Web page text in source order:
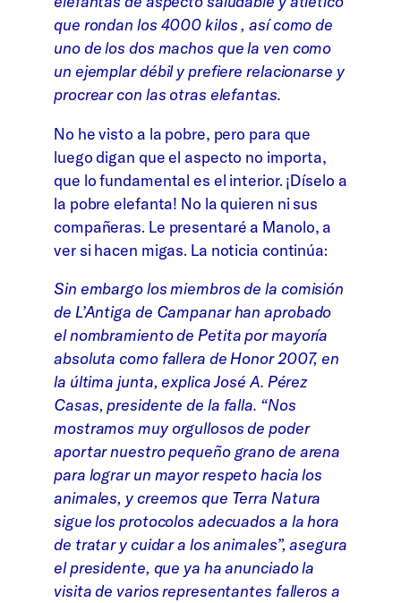
que rondan los 4000 kilos , así como de
uno de los dos machos que la ven como
un ejemplar débil y prefiere relacionarse y
procrear con las otras elefantas.
No he visto a la pobre, pero para que
luego digan que el aspecto no importa,
que lo fundamental es el interior. ¡Díselo a
la pobre elefanta! No la quieren ni sus
compañeras. Le presentaré a Manolo, a
ver si hacen migas. La noticia continúa:
Sin embargo los miembros de la comisión
de L’Antiga de Campanar han aprobado
el nombramiento de Petita por mayoría
absoluta como fallera de Honor 2007, en
la última junta, explica José A. Pérez
Casas, presidente de la falla. “Nos
mostramos muy orgullosos de poder
aportar nuestro pequeño grano de arena
para lograr un mayor respeto hacia los
animales, y creemos que Terra Natura
sigue los protocolos adecuados a la hora
de tratar y cuidar a los animales”, asegura
el presidente, que ya ha anunciado la
visita de varios representantes falleros a